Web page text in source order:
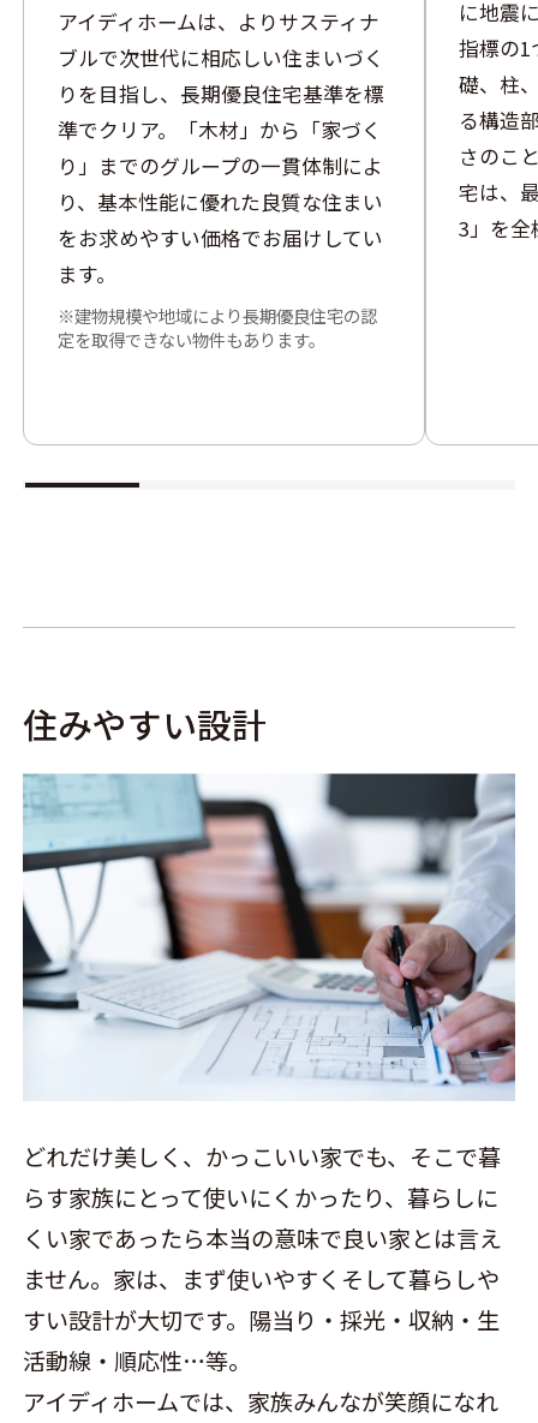
アイディホームは、よりサスティナ
ブルで次世代に相応しい住まいづく
りを目指し、長期優良住宅基準を標
準でクリア。「木材」から「家づく
り」までのグループの一貫体制によ
り、基本性能に優れた良質な住まい
をお求めやすい価格でお届けしてい
ます。
建物規模や地域により長期優良住宅の認
定を取得できない物件もあります。
に地震
指標の1
礎、柱
る構造
さのこ
宅は、
3」を全
住みやすい設計
どれだけ美しく、かっこいい家でも、そこで暮
らす家族にとって使いにくかったり、暮らしに
くい家であったら本当の意味で良い家とは言え
ません。家は、まず使いやすくそして暮らしや
すい設計が大切です。陽当り・採光・収納・生
活動線・順応性…等。
アイディホームでは、家族みんなが笑顔になれ